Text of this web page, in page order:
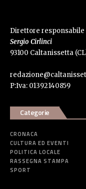
Direttore responsabile
Sergio Cirlinci
93100 Caltanissetta
P:Iva: 01392140859
Categorie
CRONACA
CULTURA ED EVENTI
POLITICA LOCALE
RASSEGNA STAMPA
SPORT